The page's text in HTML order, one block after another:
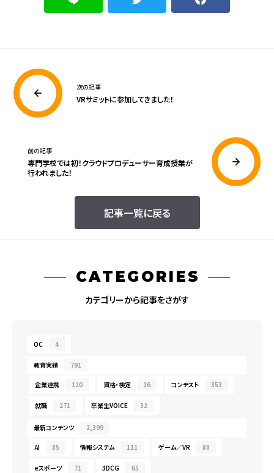
次の記事
VRサミットに参加してきました！
記事一覧に戻る
前の記事
専門学校では初！クラウドプロデューサー育成授業が
行われました！
CATEGORIES
カテゴリーから記事をさがす
OC 4
教育実績 791
企業連携 120 資格・検定 16 コンテスト 353
就職 271 卒業生VOICE 32
最新コンテンツ 2,399
AI 85 情報システム 111 ゲーム／VR 88
eスポーツ 71 3DCG 65